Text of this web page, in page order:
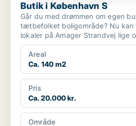
Butik i København S
Går du med drømmen om egen
tætbefolket boligområde? Nu kan du leje 139m² flotte
lokaler på Amager Strandvej lige
Stran...
Areal
Ca. 140 m2
Pris
Ca. 20.000 kr.
Område